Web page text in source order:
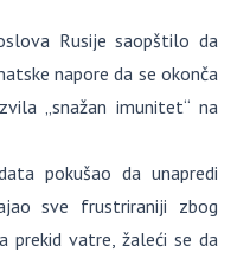
Rusije saopštilo da
napore da se okonča
„snažan imunitet“ na
pokušao da unapredi
sve frustriraniji zbog
prekid vatre, žaleći se da